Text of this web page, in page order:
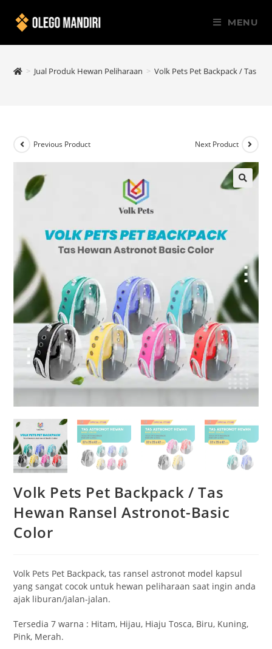
MENU
> Jual Produk Hewan Peliharaan > Volk Pets Pet Backpack / Tas
Previous Product Next Product
🔍
Volk Pets Pet Backpack / Tas
Hewan Ransel Astronot-Basic
Color
Volk Pets Pet Backpack, tas ransel astronot model kapsul
yang sangat cocok untuk hewan peliharaan saat ingin anda
ajak liburan/jalan-jalan.
Tersedia 7 warna : Hitam, Hijau, Hiaju Tosca, Biru, Kuning,
Pink, Merah.